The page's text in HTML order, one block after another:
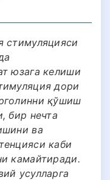
стимуляцияси
юзага келиши
дори
қўшиш
бир нечта
ва
каби
камайтиради.
усулларга